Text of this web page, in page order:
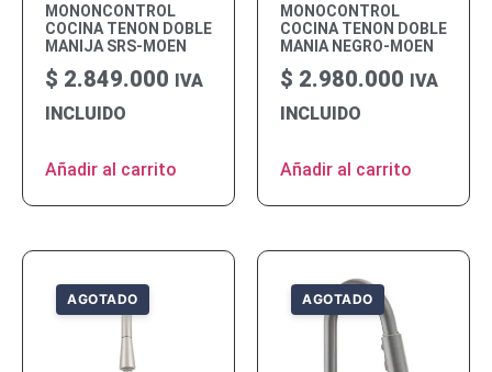
MONONCONTROL
COCINA TENON DOBLE
MANIJA SRS-MOEN
$ 2.849.000 IVA
INCLUIDO
Añadir al carrito
MONOCONTROL
COCINA TENON DOBLE
MANIA NEGRO-MOEN
$ 2.980.000 IVA
INCLUIDO
Añadir al carrito